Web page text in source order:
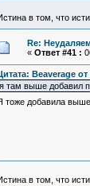
в том, что
Re:
« Ответ #41 :
Beaverage
я там выше добавил
тоже добавила
в том, что